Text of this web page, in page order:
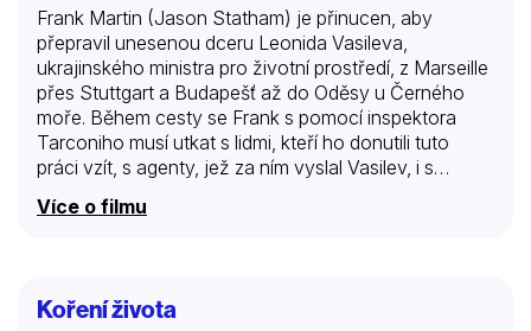
Frank Martin (Jason Statham) je přinucen, aby
přepravil unesenou dceru Leonida Vasileva,
ukrajinského ministra pro životní prostředí, z Marseille
přes Stuttgart a Budapešť až do Oděsy u Černého
moře. Během cesty se Frank s pomocí inspektora
Tarconiho musí utkat s lidmi, kteří ho donutili tuto
práci vzít, s agenty, jež za ním vyslal Vasilev, i s
Valentinou, která se chová jako fracek, a nehodlá s
ním spolupracovat. Navzdory tomu, že ona má
nebezpečných situací.
Více o filmu
Koření života